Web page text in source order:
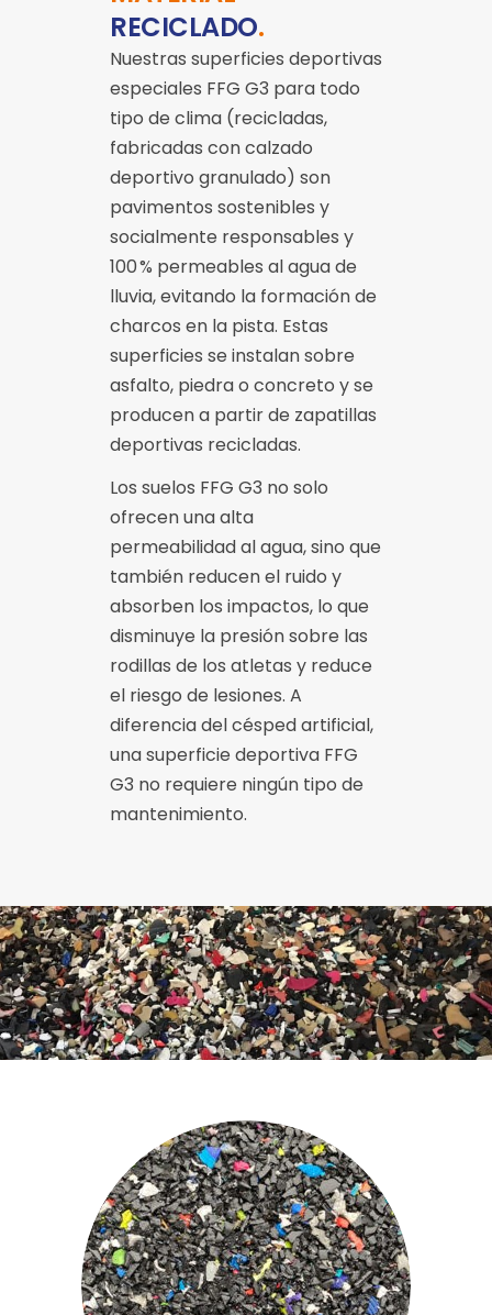
RECICLADO.
Nuestras superficies deportivas
especiales FFG G3 para todo
tipo de clima (recicladas,
fabricadas con calzado
deportivo granulado) son
pavimentos sostenibles y
socialmente responsables y
100 % permeables al agua de
lluvia, evitando la formación de
charcos en la pista. Estas
superficies se instalan sobre
asfalto, piedra o concreto y se
producen a partir de zapatillas
deportivas recicladas.
Los suelos FFG G3 no solo
ofrecen una alta
permeabilidad al agua, sino que
también reducen el ruido y
absorben los impactos, lo que
disminuye la presión sobre las
rodillas de los atletas y reduce
el riesgo de lesiones. A
diferencia del césped artificial,
una superficie deportiva FFG
G3 no requiere ningún tipo de
mantenimiento.